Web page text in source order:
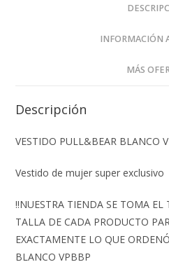
INFORMACIÓN
MÁS
Descripción
VESTIDO PULL&BEAR BLANCO
Vestido de mujer super exclusivo
‼️NUESTRA TIENDA SE TOMA EL
TALLA DE CADA PRODUCTO
EXACTAMENTE LO QUE
BLANCO VPBBP